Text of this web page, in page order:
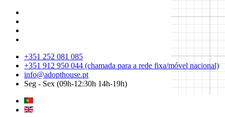
+351 252 081 085
+351 912 950 044 (chamada para a rede fixa/móvel nacional)
info@adopthouse.pt
Seg - Sex (09h-12:30h 14h-19h)